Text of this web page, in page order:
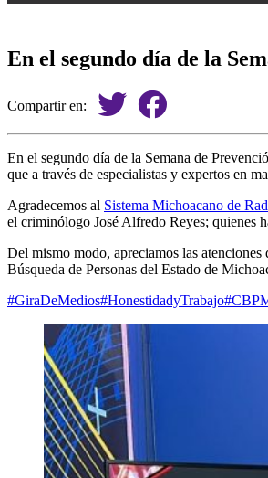
En el segundo día de la
Compartir en:
En el segundo día de la Semana de
que a través de especialistas y expertos en
Agradecemos al Sistema Michoacano de
el criminólogo José Alfredo Reyes; quienes
Del mismo modo, apreciamos las atenciones
Búsqueda de Personas del Estado de
#GiraDeMedios#HonestidadyTrabajo